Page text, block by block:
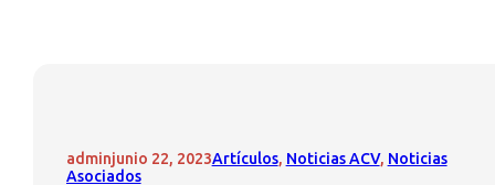
adminjunio 22, 2023Artículos, Noticias ACV, Noticias
Asociados